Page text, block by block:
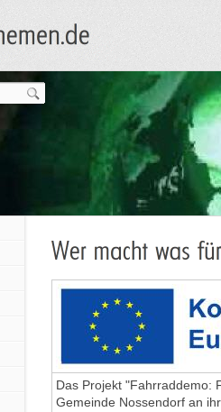
Das Projekt "Fahrraddemo:
Gemeinde Nossendorf an